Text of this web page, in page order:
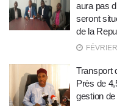
aura pas
seront
de la
Transport
Près de
gestion